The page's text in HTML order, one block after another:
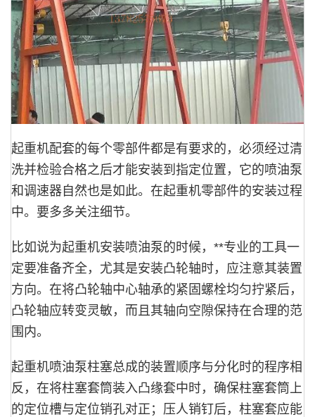
起重机配套的每个零部件都是有要求的，必须经过清
洗并检验合格之后才能安装到指定位置，它的喷油泵
和调速器自然也是如此。在起重机零部件的安装过程
中。要多多关注细节。
比如说为起重机安装喷油泵的时候，**专业的工具一
定要准备齐全，尤其是安装凸轮轴时，应注意其装置
方向。在将凸轮轴中心轴承的紧固螺栓均匀拧紧后，
凸轮轴应转变灵敏，而且其轴向空隙保持在合理的范
围内。
起重机喷油泵柱塞总成的装置顺序与分化时的程序相
反，在将柱塞套筒装入凸缘套中时，确保柱塞套筒上
的定位槽与定位销孔对正；压人销钉后，柱塞套应能